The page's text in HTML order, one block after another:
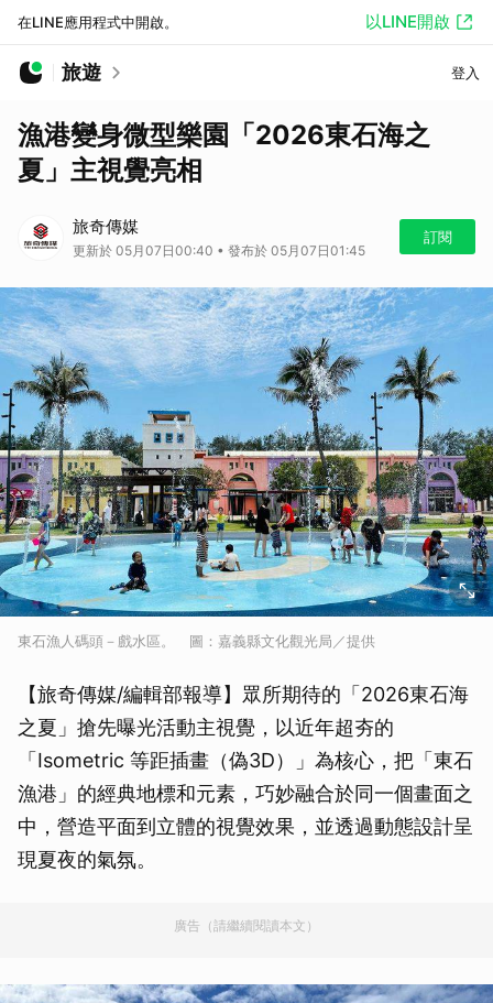
在LINE應用程式中開啟。 以LINE開啟
旅遊 登入
漁港變身微型樂園「2026東石海之
夏」主視覺亮相
旅奇傳媒
更新於 05月07日00:40 • 發布於 05月07日01:45
訂閱
東石漁人碼頭－戲水區。 圖：嘉義縣文化觀光局／提供
【旅奇傳媒/編輯部報導】眾所期待的「2026東石海
之夏」搶先曝光活動主視覺，以近年超夯的
「Isometric 等距插畫（偽3D）」為核心，把「東石
漁港」的經典地標和元素，巧妙融合於同一個畫面之
中，營造平面到立體的視覺效果，並透過動態設計呈
現夏夜的氣氛。
廣告（請繼續閱讀本文）